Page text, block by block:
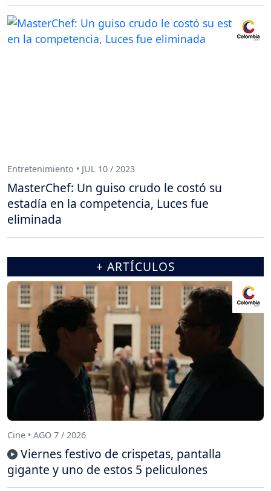
Entretenimiento • JUL 10 / 2023
MasterChef: Un guiso crudo le costó su
estadía en la competencia, Luces fue
eliminada
+ ARTÍCULOS
Cine • AGO 7 / 2026
Viernes festivo de crispetas, pantalla
gigante y uno de estos 5 peliculones